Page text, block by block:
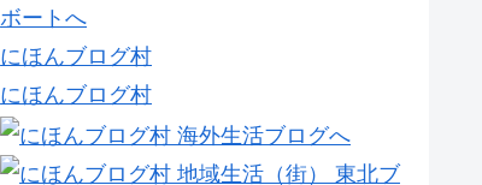
にほんブログ村
にほんブログ村